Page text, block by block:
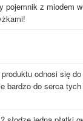
z miodem
odnosi się
bardzo do serca